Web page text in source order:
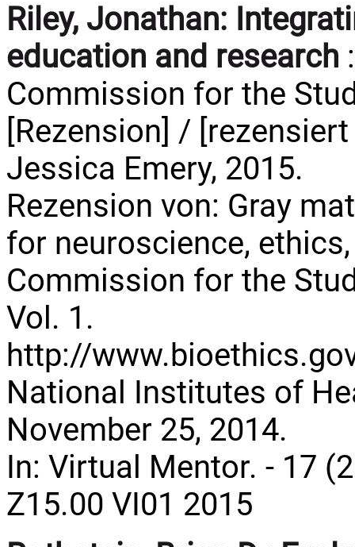
Riley, Jonathan:
education and research
Commission for the
[Rezension] /
Jessica Emery, 2015.
Rezension von: Gray
for neuroscience,
Commission for the
Vol. 1.
http://
National Institutes of
November 25, 2014.
In: Virtual Mentor. - 17
Z15.00 VI01 2015